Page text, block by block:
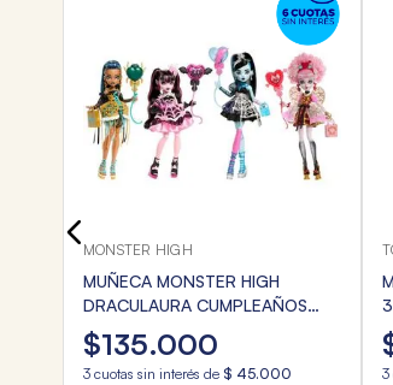
MONSTER HIGH
MUÑECA MONSTER HIGH
DRACULAURA CUMPLEAÑOS
1600 SORPRESA
$135.000
3 cuotas sin interés de $ 45.000
3